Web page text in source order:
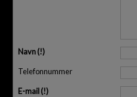
Navn
Telefonnummer
E-mail